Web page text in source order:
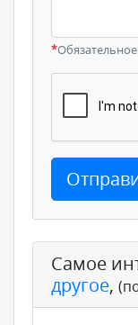
*
Самое
другое,